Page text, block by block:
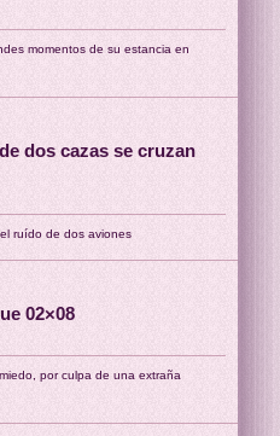
momentos de su estancia en
dos cazas se cruzan
ruído de dos aviones
02×08
por culpa de una extraña